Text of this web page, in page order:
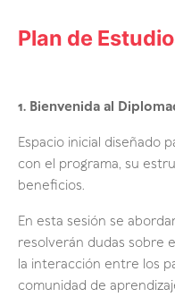
Plan de
1. Bienvenida al
Espacio inicial diseñado
con el programa, su
beneficios.
En esta sesión se
resolverán dudas sobre
la interacción entre los
comunidad de